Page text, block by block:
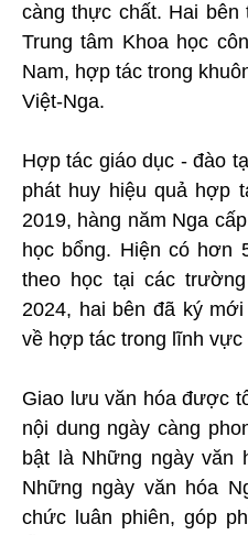
càng thực chất. Hai
Trung tâm Khoa học
Nam, hợp tác trong
Việt-Nga.
Hợp tác giáo dục - đào
phát huy hiệu quả hợp
2019, hàng năm Nga
học bổng. Hiện có hơn
theo học tại các
2024, hai bên đã ký
về hợp tác trong lĩnh vực
Giao lưu văn hóa được
nội dung ngày càng
bật là Những ngày văn
Những ngày văn hóa
chức luân phiên, góp